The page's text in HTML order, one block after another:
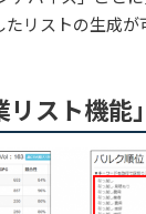
リストの生成が
スト機能